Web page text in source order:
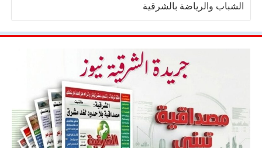
الشباب والرياضة بالشرقية